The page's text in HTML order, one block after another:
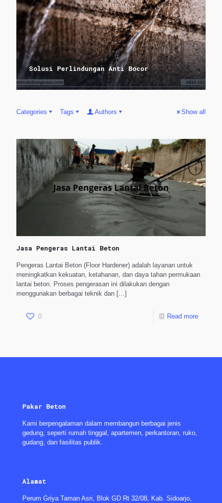
Solusi Perlindungan Anti Bocor
Categories Tags Authors Show all
Jasa Pengeras Lantai Beton
Pengeras Lantai Beton (Floor Hardener) adalah layanan untuk
meningkatkan kekuatan, ketahanan, dan daya tahan permukaan
lantai beton. Proses pengerasan ini dilakukan dengan
menggunakan berbagai teknik dan […]
0 Read more
Pakar Beton
Kami berpengalaman dalam membangun berbagai jenis
gedung, seperti rumah tinggal, apartemen, perkantoran, ruko,
gudang, dan fasilitas publik.
Alamat
Perum Griya Taman Asri, Blok GD Rt 32/08, Kab. Sidoarjo,